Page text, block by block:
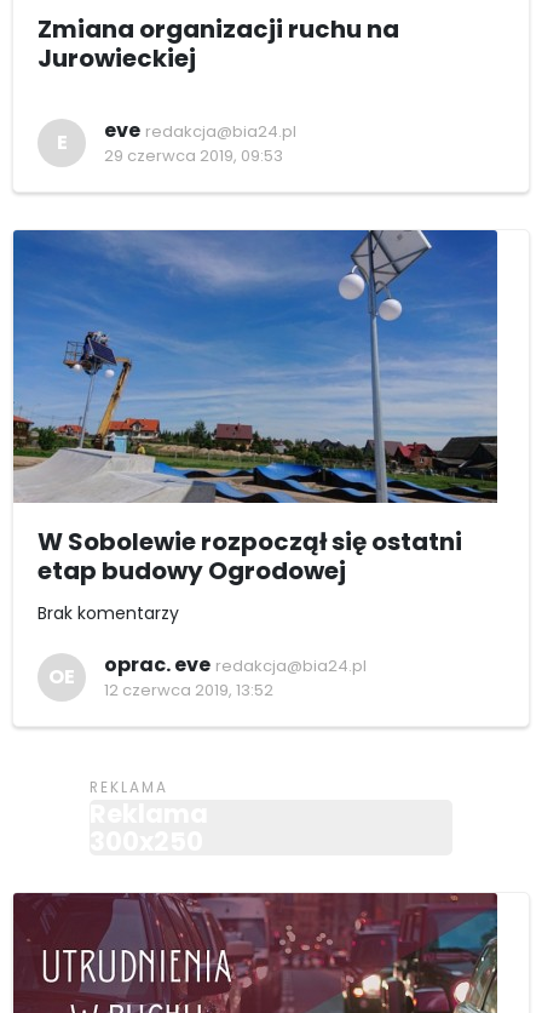
Zmiana organizacji ruchu na
Jurowieckiej
E eve redakcja@bia24.pl
29 czerwca 2019, 09:53
W Sobolewie rozpoczął się ostatni
etap budowy Ogrodowej
Brak komentarzy
OE oprac. eve redakcja@bia24.pl
12 czerwca 2019, 13:52